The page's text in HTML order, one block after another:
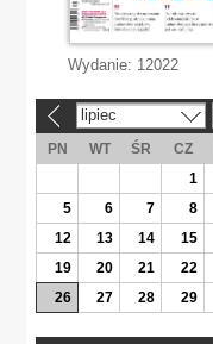
Wydanie: 12022
lipiec
PN WT ŚR CZ
1
5
6 7 8
12
13 14 15
19
20 21 22
26
27 28 29